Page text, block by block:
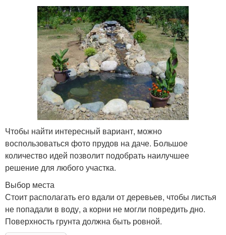
Чтобы найти интересный вариант, можно
воспользоваться фото прудов на даче. Большое
количество идей позволит подобрать наилучшее
решение для любого участка.
Выбор места
Стоит располагать его вдали от деревьев, чтобы листья
не попадали в воду, а корни не могли повредить дно.
Поверхность грунта должна быть ровной.